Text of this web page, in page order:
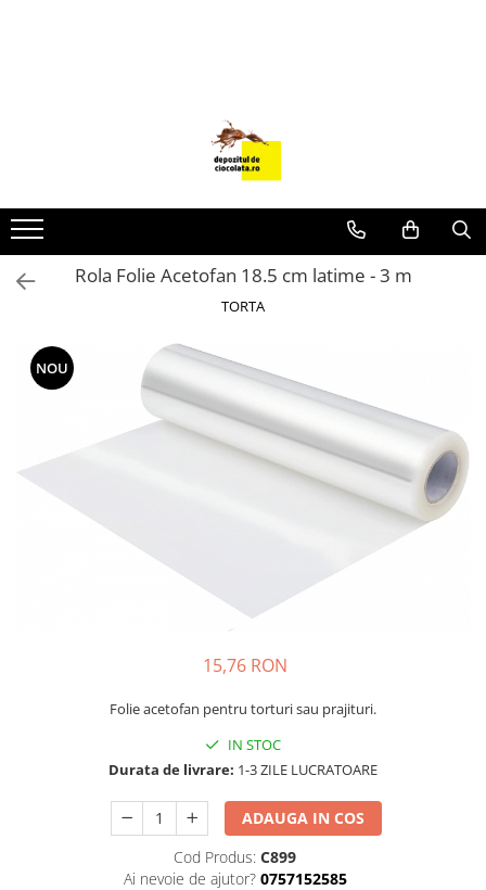
GLAZURI, UMPLUTURI, CREME
USTENSILE SI FORME SILICON
PASTA DE ZAHAR
DIVERSE
FRISCA, UNT, LAPTE CONDENSAT
AROME
Rola Folie Acetofan 18.5 cm latime - 3 m
TORTA
NOU
15,76 RON
Folie acetofan pentru torturi sau prajituri.
IN STOC
Durata de livrare: 1-3 ZILE LUCRATOARE
ADAUGA IN COS
Cod Produs: C899
Ai nevoie de ajutor? 0757152585